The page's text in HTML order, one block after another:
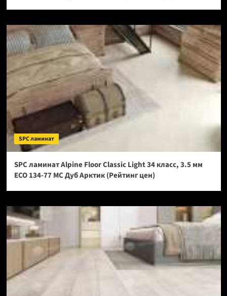
SPC ламинат
SPC ламинат Alpine Floor Classic Light 34 класс, 3.5 мм
ECO 134-77 МС Дуб Арктик (Рейтинг цен)